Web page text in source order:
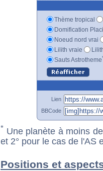
Thème tropical
Domification
Noeud nord vrai
Lilith vraie
Sauts Astrotheme
Lien
BBCode
* Une planète à moins
et 2° pour le cas de l'AS
Positions et